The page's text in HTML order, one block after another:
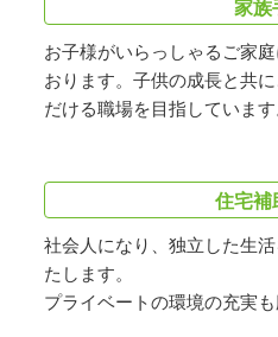
家族
お子様がいらっしゃるご家
おります。子供の成長と共
だける職場を目指しています
住宅補
社会人になり、独立した生
たします。
プライベートの環境の充実も